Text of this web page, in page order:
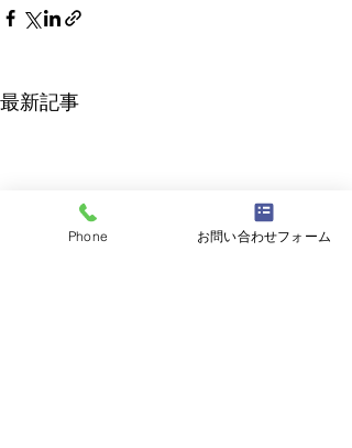
最新記事
Phone お問い合わせフォーム